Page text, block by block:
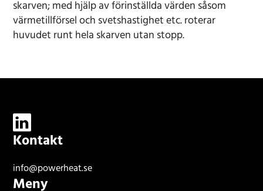
skarven; med hjälp av förinställda värden såsom
värmetillförsel och svetshastighet etc. roterar
huvudet runt hela skarven utan stopp.
Kontakt
info@powerheat.se
Meny